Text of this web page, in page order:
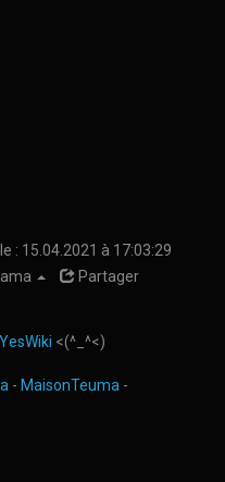
: 15.04.2021 à 17:03:29
Partager
YesWiki <(^_^<)
- MaisonTeuma -